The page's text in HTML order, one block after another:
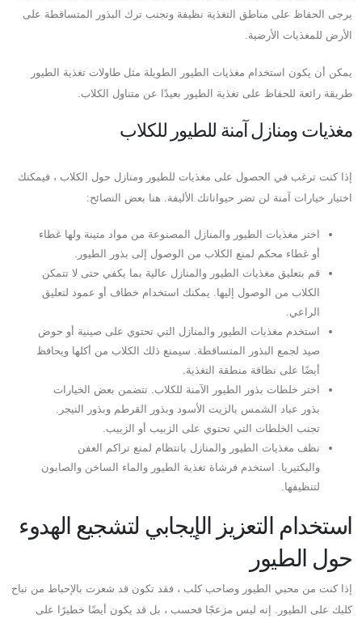
يرجى الحفاظ على مناطق التغذية نظيفة وتجنب ترك البذور المتساقطة على
الأرض للمغذيات الأرضية.
يمكن أن يكون استخدام مغذيات الطيور الطويلة مثل طاولات تغذية الطيور
طريقة رائعة للحفاظ على تغذية الطيور بعيدًا عن متناول الكلاب.
مغذيات ومنازل آمنة للطيور للكلاب
إذا كنت ترغب في الحصول على مغذيات للطيور ومنازل حول الكلاب ، فيمكنك
اختيار خيارات آمنة لن تضر حيواناتك الأليفة. هنا بعض النصائح:
اختر مغذيات الطيور والمنازل المصنوعة من مواد متينة ولها غطاء
أو غطاء محكم لمنع الكلاب من الوصول إلى بذور الطيور.
قم بتعليق مغذيات الطيور والمنازل عالية بما يكفي حتى لا تتمكن
الكلاب من الوصول إليها. يمكنك استخدام خطاف أو عمود لتعليق
الراعي.
استخدم مغذيات الطيور والمنازل التي تحتوي على صينية أو حوض
صيد لجمع البذور المتساقطة. سيمنع ذلك الكلاب من أكلها ويحافظ
أيضًا على نظافة منطقة التغذية.
اختر خلطات بذور الطيور الآمنة للكلاب. تتضمن بعض الخيارات
بذور عباد الشمس بالزيت الأسود وبذور القرطم وبذور النيجر.
تجنب الخلطات التي تحتوي على الزبيب أو الزبيب.
نظف مغذيات الطيور والمنازل بانتظام لمنع تراكم العفن
والبكتيريا. استخدم فرشاة تغذية الطيور والماء الساخن والصابون
لتنظيفها.
استخدام التعزيز الإيجابي لتشجيع الهدوء
حول الطيور
إذا كنت من محبي الطيور وصاحب كلب ، فقد تكون قد شعرت بالإحباط من نباح
كلبك على الطيور. إنه ليس مزعجًا فحسب ، بل قد يكون أيضًا خطيرًا على